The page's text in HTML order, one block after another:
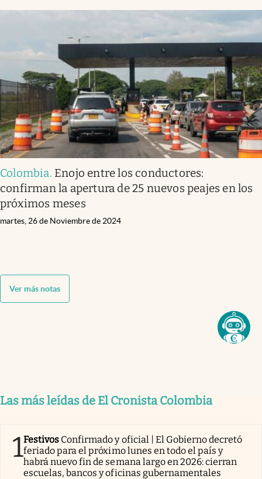
Colombia. Enojo entre los conductores:
confirman la apertura de 25 nuevos peajes en los
próximos meses
martes, 26 de Noviembre de 2024
Ver más notas
Las más leídas de El Cronista Colombia
1Festivos Confirmado y oficial | El Gobierno decretó
feriado para el próximo lunes en todo el país y
habrá nuevo fin de semana largo en 2026: cierran
escuelas, bancos y oficinas gubernamentales